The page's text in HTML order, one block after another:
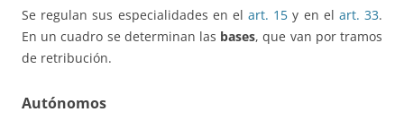
Se regulan sus especialidades en el art. 15 y en el art. 33.
En un cuadro se determinan las bases, que van por tramos
de retribución.
Autónomos